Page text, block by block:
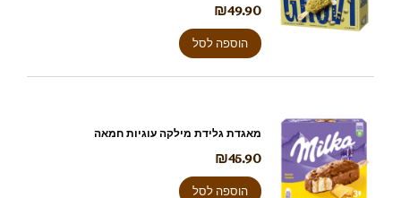
₪49.90
הוספה לסל
מאגדת גלידת מילקה עוגיות חמאה
₪45.90
הוספה לסל